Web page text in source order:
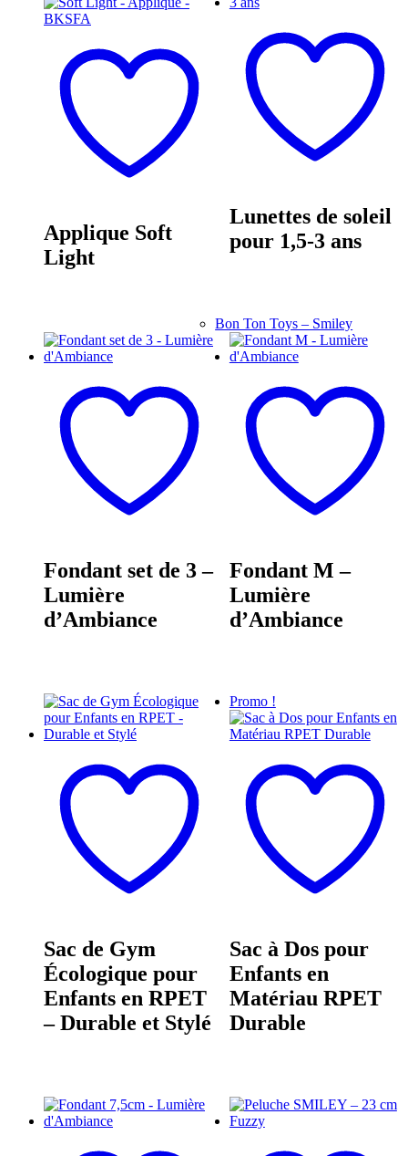
Applique Soft
Light
Lunettes de soleil
pour 1,5-3 ans
Fondant set de 3 –
Lumière
d’Ambiance
Fondant M –
Lumière
d’Ambiance
Sac de Gym
Écologique pour
Enfants en RPET
– Durable et Stylé
Promo !
Sac à Dos pour
Enfants en
Matériau RPET
Durable
Bon Ton Toys – Smiley